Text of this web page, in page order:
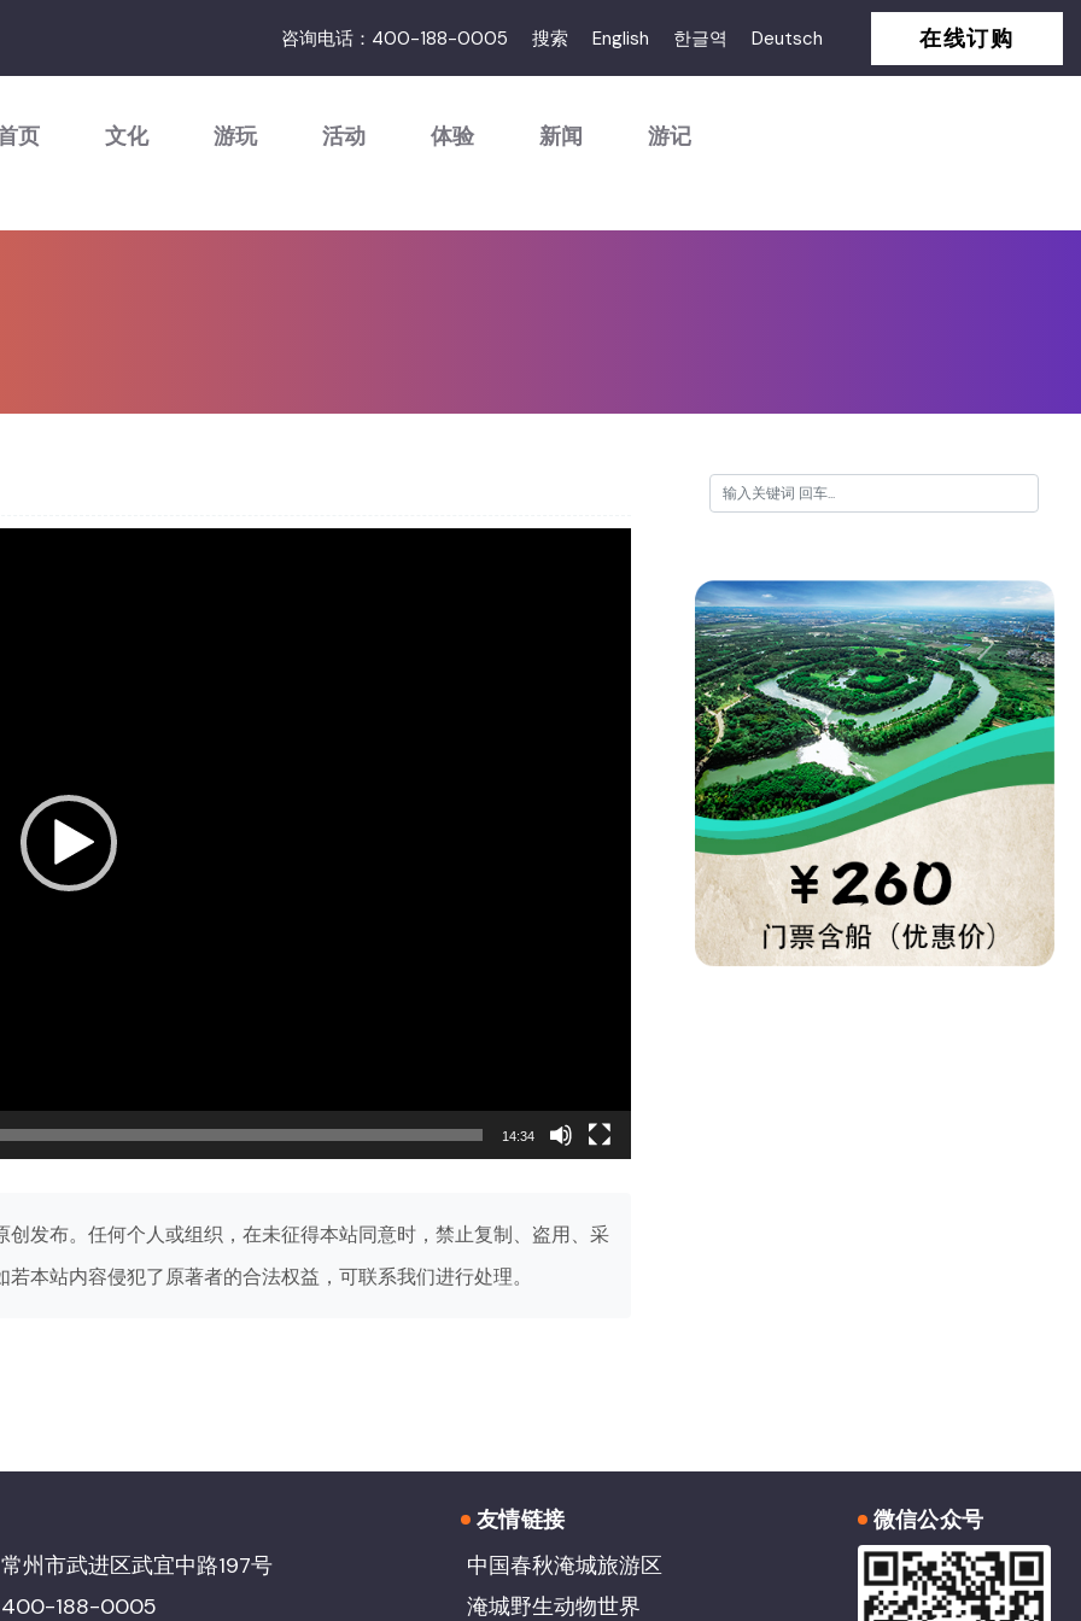
咨询电话：400-188-0005 搜索 English 한글역 Deutsch 在线订购
页 文化 游玩 活动 体验 新闻 游记
14:34
发布。任何个人或组织，在未征得本站同意时，禁止复制、盗用、采
本站内容侵犯了原著者的合法权益，可联系我们进行处理。
州市武进区武宜中路197号
400-188-0005
友情链接
中国春秋淹城旅游区
淹城野生动物世界
微信公众号